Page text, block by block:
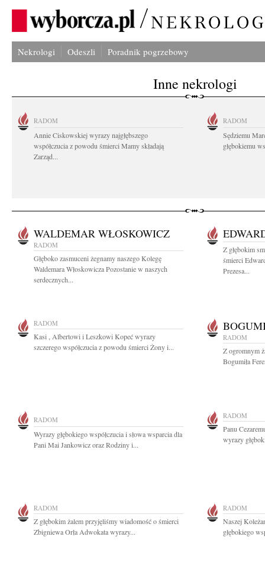
Nekrologi Odeszli Poradnik pogrzebowy
Inne nekrologi
RADOM
Annie Ciskowskiej wyrazy najgłębszego
współczucia z powodu śmierci Mamy składają
Zarząd...
RADOM
Sędziemu
głębokiemu
WALDEMAR WŁOSKOWICZ
RADOM
Głęboko zasmuceni żegnamy naszego Kolegę
Waldemara Włoskowicza Pozostanie w naszych
serdecznych...
Z głębokim
śmierci
Prezesa...
RADOM
Kasi , Albertowi i Leszkowi Kopeć wyrazy
szczerego współczucia z powodu śmierci Żony i...
RADOM
Z ogromnym
Bogumiła
RADOM
Wyrazy głębokiego współczucia i słowa wsparcia dla
Pani Mai Jankowicz oraz Rodziny i...
RADOM
Panu
wyrazy
RADOM
Z głębokim żalem przyjęliśmy wiadomość o śmierci
Zbigniewa Orła Adwokata wyrazy...
RADOM
Naszej
głębokiego